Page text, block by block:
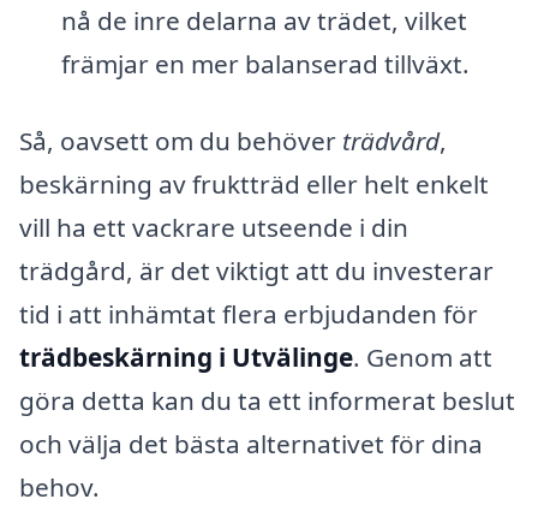
nå de inre delarna av trädet, vilket
främjar en mer balanserad tillväxt.
Så, oavsett om du behöver trädvård,
beskärning av fruktträd eller helt enkelt
vill ha ett vackrare utseende i din
trädgård, är det viktigt att du investerar
tid i att inhämtat flera erbjudanden för
trädbeskärning i Utvälinge. Genom att
göra detta kan du ta ett informerat beslut
och välja det bästa alternativet för dina
behov.